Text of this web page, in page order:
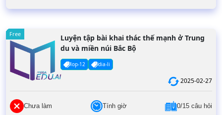
Free
Luyện tập bài khai thác thế mạnh ở Trung
du và miền núi Bắc Bộ
lop-12 dia-li
2025-02-27
Chưa làm Tính giờ 0/15 câu hỏi